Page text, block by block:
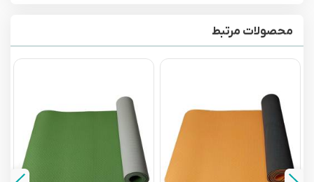
محصولات مرتبط